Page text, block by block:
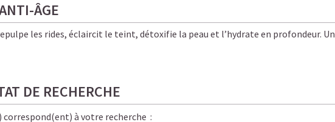
ÂGE
les rides, éclaircit le teint, détoxifie la peau et l’hydrate en profondeur. Un
DE RECHERCHE
correspond(ent) à votre recherche :